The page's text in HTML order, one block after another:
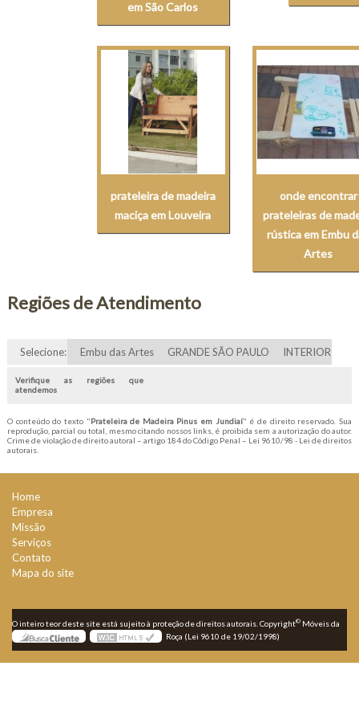
em São Carlos
prateleira de madeira
maciça em Louveira
onde encontrar
prateleiras de
rústica em Embu
Artes
Regiões de Atendimento
Selecione: Embu das Artes GRANDE SÃO PAULO INTERIOR
Verifique as regiões que
atendemos
O conteúdo do texto "Prateleira de Madeira Pinus em Jundiaí" é de direito reservado. Sua
reprodução, parcial ou total, mesmo citando nossos links, é proibida sem a autorização do autor.
Crime de violação de direito autoral – artigo 184 do Código Penal – Lei 9610/98 - Lei de direitos
autorais.
Home
Empresa
Missão
Serviços
Contato
Mapa do site
O inteiro teor deste site está sujeito à proteção de direitos autorais. Copyright© Móveis da
Roça (Lei 9610 de 19/02/1998)